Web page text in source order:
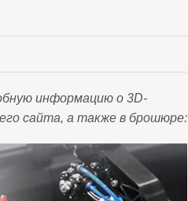
информацию о 3D-
сайта, а также в брошюре: